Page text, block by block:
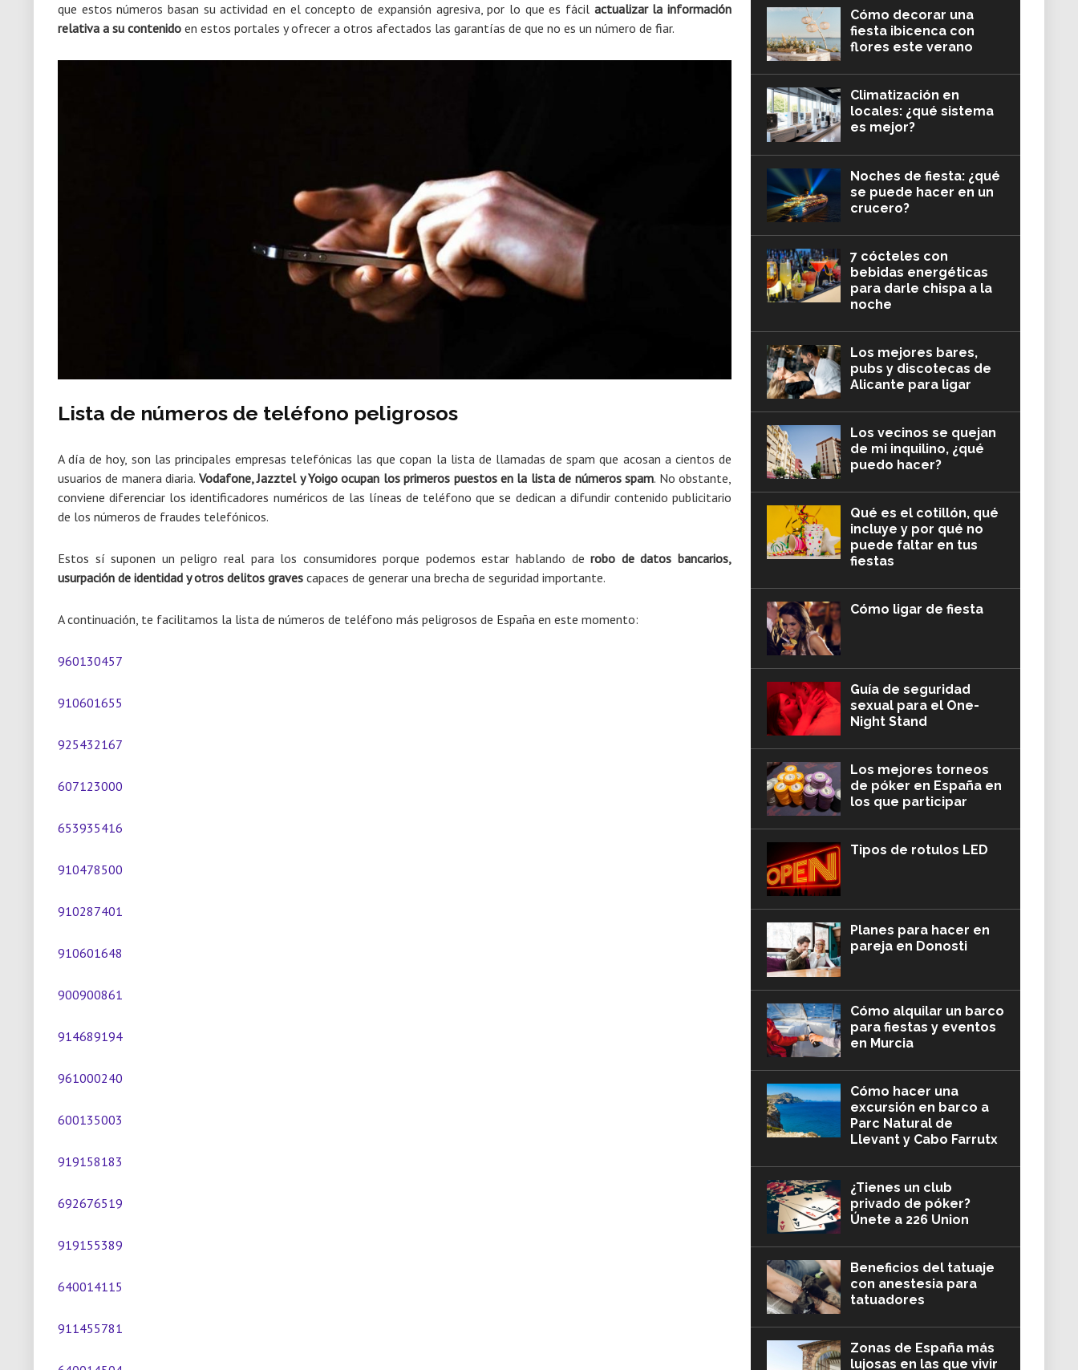
que estos números basan su actividad en el concepto de expansión agresiva, por lo que es fácil actualizar la información
relativa a su contenido en estos portales y ofrecer a otros afectados las garantías de que no es un número de fiar.
Lista de números de teléfono peligrosos
A día de hoy, son las principales empresas telefónicas las que copan la lista de llamadas de spam que acosan a cientos de
usuarios de manera diaria. Vodafone, Jazztel y Yoigo ocupan los primeros puestos en la lista de números spam. No obstante,
conviene diferenciar los identificadores numéricos de las líneas de teléfono que se dedican a difundir contenido publicitario
de los números de fraudes telefónicos.
Estos sí suponen un peligro real para los consumidores porque podemos estar hablando derobo de datos bancarios,
usurpación de identidad y otros delitos graves capaces de generar una brecha de seguridad importante.
A continuación, te facilitamos la lista de números de teléfono más peligrosos de España en este momento:
960130457
910601655
925432167
607123000
653935416
910478500
910287401
910601648
900900861
914689194
961000240
600135003
919158183
692676519
919155389
640014115
911455781
Cómo decorar una
fiesta ibicenca con
flores este verano
Climatización en
locales: ¿qué sistema
es mejor?
Noches de fiesta: ¿qué
se puede hacer en un
crucero?
7 cócteles con
bebidas energéticas
para darle chispa a la
noche
Los mejores bares,
pubs y discotecas de
Alicante para ligar
Los vecinos se quejan
de mi inquilino, ¿qué
puedo hacer?
Qué es el cotillón, qué
incluye y por qué no
puede faltar en tus
fiestas
Cómo ligar de fiesta
Guía de seguridad
sexual para el One-
Night Stand
Los mejores torneos
de póker en España en
los que participar
Tipos de rotulos LED
Planes para hacer en
pareja en Donosti
Cómo alquilar un barco
para fiestas y eventos
en Murcia
Cómo hacer una
excursión en barco a
Parc Natural de
Llevant y Cabo Farrutx
¿Tienes un club
privado de póker?
Únete a 226 Union
Beneficios del tatuaje
con anestesia para
tatuadores
Zonas de España más
lujosas en las que vivir